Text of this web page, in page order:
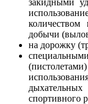
добычи
на дорожку
спортивного